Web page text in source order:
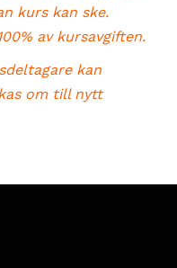
kurs kan ske.
av kursavgiften.
kan
om till nytt